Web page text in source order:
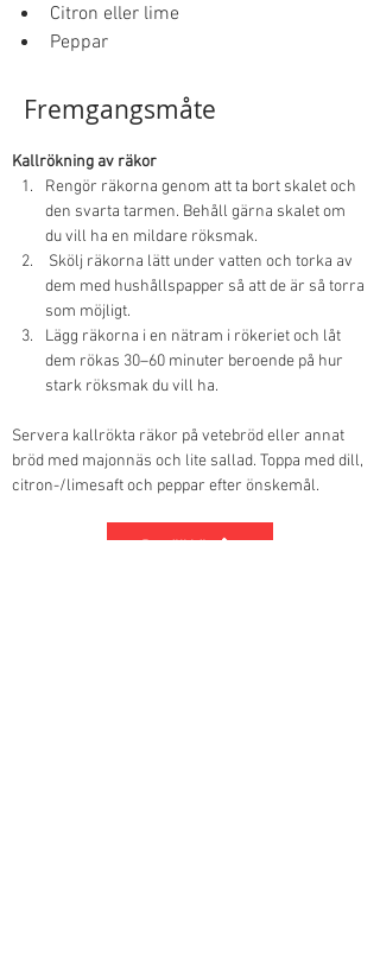
Citron eller lime
Peppar
Fremgangsmåte
Kallrökning av räkor
Rengör räkorna genom att ta bort skalet och
den svarta tarmen. Behåll gärna skalet om
du vill ha en mildare röksmak.
dem med hushållspapper så att de är så torra
som möjligt.
Lägg räkorna i en nätram i rökeriet och låt
dem rökas 30–60 minuter beroende på hur
stark röksmak du vill ha.
Servera kallrökta räkor på vetebröd eller annat
bröd med majonnäs och lite sallad. Toppa med dill,
citron-/limesaft och peppar efter önskemål.